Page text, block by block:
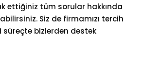
ettiğiniz tüm sorular hakkında
Siz de firmamızı tercih
süreçte bizlerden destek